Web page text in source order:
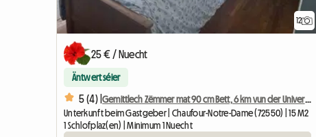
12
25 € / Nuecht
Äntwert séier
5 (4) |
Gemittlech Zëmmer mat 90 cm Bett, 6 km vun der Universitéit Le Mans
Unterkunft beim Gastgeber | Chaufour-Notre-Dame (72550) | 15 M2
1 Schlofplaz(en) | Minimum 1 Nuecht